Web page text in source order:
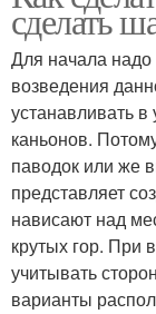
сделать
Для начала
возведения
устанавливать в
каньонов.
паводок или же
представляет
нависают над
крутых гор. При
учитывать
варианты